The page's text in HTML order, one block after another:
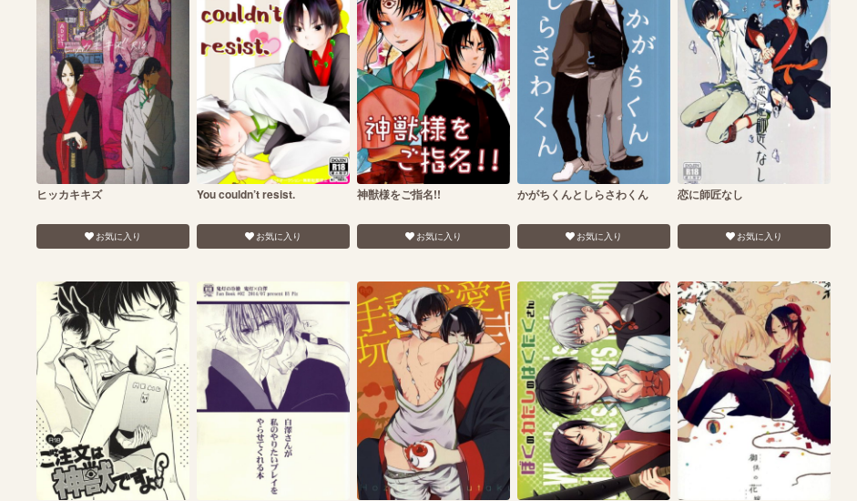
ヒッカキキズ
お気に入り
You couldn’t resist.
お気に入り
神獣様をご指名!!
お気に入り
かがちくんとしらさわくん
お気に入り
恋に師匠なし
お気に入り